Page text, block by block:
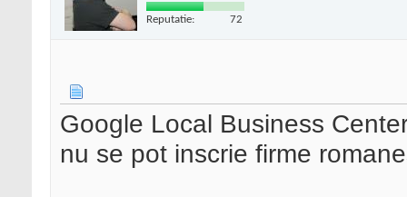
Reputatie: 72
Google Local Business
nu se pot inscrie firme